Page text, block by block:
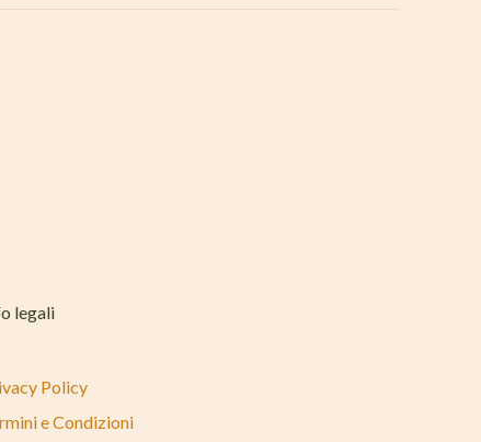
legali
Policy
e Condizioni